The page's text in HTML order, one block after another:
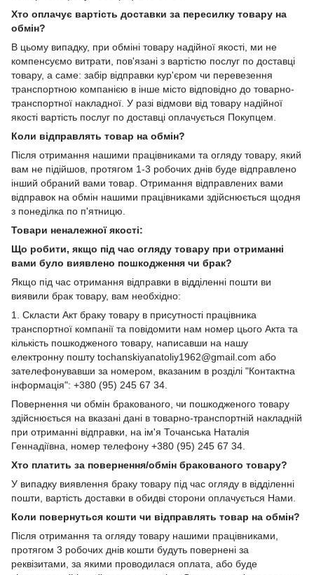
Хто оплачує вартість доставки за пересилку товару на
обмін?
В цьому випадку, при обміні товару надійної якості, ми не
компенсуємо витрати, пов'язані з вартістю послуг по доставці
товару, а саме: забір відправки кур'єром чи перевезення
транспортною компанією в інше місто відповідно до товарно-
транспортної накладної. У разі відмови від товару надійної
якості вартість послуг по доставці оплачується Покупцем.
Коли відправлять товар на обмін?
Після отримання нашими працівниками та огляду товару, який
вам не підійшов, протягом 1-3 робочих днів буде відправлено
інший обраний вами товар. Отримання відправлених вами
відправок на обмін нашими працівниками здійснюється щодня
з понеділка по п'ятницю.
Товари неналежної якості:
Що робити, якщо під час огляду товару при отриманні
вами було виявлено пошкодження чи брак?
Якщо під час отримання відправки в відділенні пошти ви
виявили брак товару, вам необхідно:
1. Скласти Акт браку товару в присутності працівника
транспортної компанії та повідомити нам номер цього Акта та
кількість пошкодженого товару, написавши на нашу
електронну пошту tochanskiyanatoliy1962@gmail.com або
зателефонувавши за номером, вказаним в розділі "Контактна
інформація": +380 (95) 245 67 34.
Повернення чи обмін бракованого, чи пошкодженого товару
здійснюється на вказані дані в товарно-транспортній накладній
при отриманні відправки, на ім'я Точанська Наталія
Геннадіївна, номер телефону +380 (95) 245 67 34.
Хто платить за повернення/обмін бракованого товару?
У випадку виявлення браку товару під час огляду в відділенні
пошти, вартість доставки в обидві сторони оплачується Нами.
Коли повернуться кошти чи відправлять товар на обмін?
Після отримання та огляду товару нашими працівниками,
протягом 3 робочих днів кошти будуть повернені за
реквізитами, за якими проводилася оплата, або буде